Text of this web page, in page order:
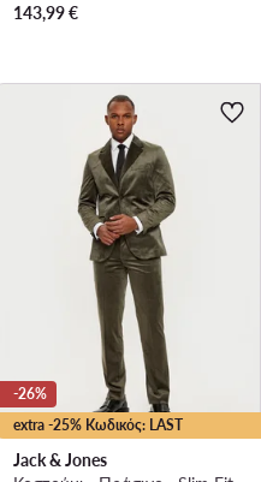
143,99€
extra -25% Κωδικός: LAST
-26%
Jack & Jones